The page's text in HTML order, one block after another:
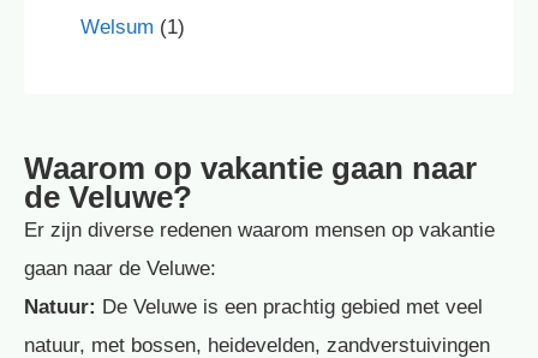
Welsum (1)
Waarom op vakantie gaan naar
de Veluwe?
Er zijn diverse redenen waarom mensen op vakantie
gaan naar de Veluwe:
Natuur: De Veluwe is een prachtig gebied met veel
natuur, met bossen, heidevelden, zandverstuivingen